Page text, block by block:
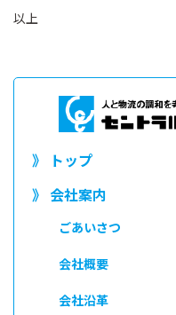
以上
》 トップ
》 会社案内
ごあいさつ
会社概要
会社沿革